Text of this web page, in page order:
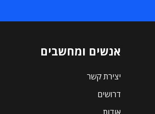
אנשים ומחשבים
יצירת קשר
דרושים